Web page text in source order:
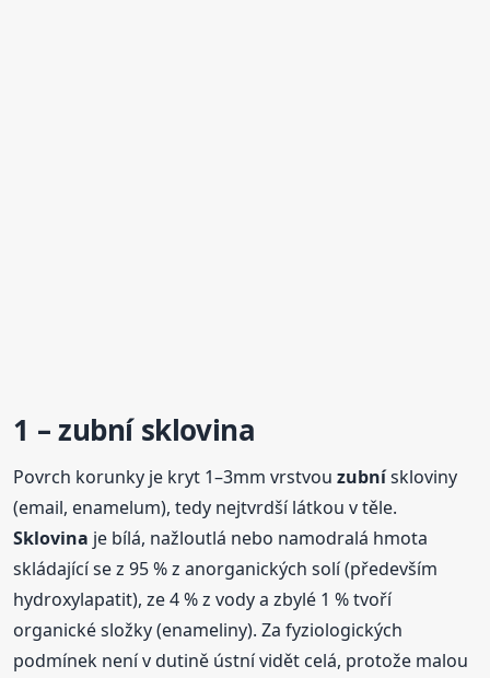
1 –zubní sklovina
Povrch korunky je kryt 1–3mm vrstvouzubnískloviny
(email, enamelum), tedy nejtvrdší látkou v těle.
Sklovina je bílá, nažloutlá nebo namodralá hmota
skládající se z 95 % z anorganických solí (především
hydroxylapatit), ze 4 % z vody a zbylé 1 % tvoří
organické složky (enameliny). Za fyziologických
podmínek není v dutině ústní vidět celá, protože malou